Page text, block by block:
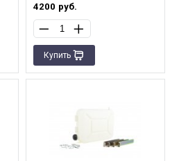
4200 руб.
Купить